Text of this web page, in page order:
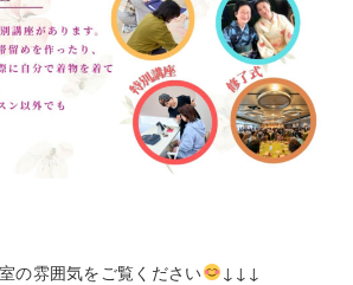
の雰囲気をご覧ください ↓↓↓